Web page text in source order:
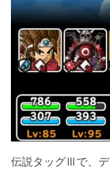
伝説タッグⅢで、デ